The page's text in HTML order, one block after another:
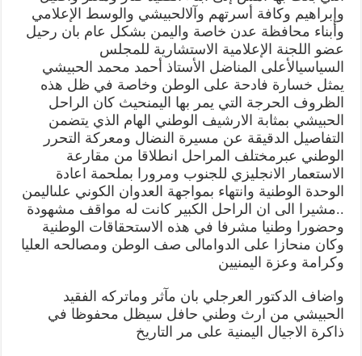
وإبراهيم وكافة أسرتهم وآلالحبيشي والوسط الإعلامي
وأبناء محافظة عدن خاصة واليمن بشكل عام بان رحيل
عضو اللجنة الإعلامية الاستشارية للمجلس
السياسيالأعلى المناضل الأستاذ أحمد محمد الحبيشي
يمثل خسارة فادحة على الوطن وخاصة في ظل هذه
الظروف الحرجة التي يمر بها اليمنحيث كان الراحل
الحبيشي بمثابة الارشيف الوطني الهام الذي يتضمن
التفاصيل الدقيقة عن مسيرة النضال ومعركة التحرر
الوطني عبر مختلف المراحل انطلاقا من مقارعة
الاستعمار الانجليزي للجنوب ومرورا بملحمة اعادة
الوحدة الوطنية وانتهاء بمواجهة العدوان الكوني علىاليمن
..مشيرا الى ان الراحل الكبير كانت له مواقف مشهودة
وحضورا وطنيا مشرفا في هذه الاستحقاقات الوطنية
وكان منحازا على الدوامالى صف الوطن ومصالحه العليا
وكرامة وعزة اليمنيين
واضاف الدكتور العرجلي بان مآثر وماتركه الفقيد
الحبيشي من ارث وطني حافل سيظل محفوظا في
ذاكرة الاجيال اليمنية على مر التاريخ